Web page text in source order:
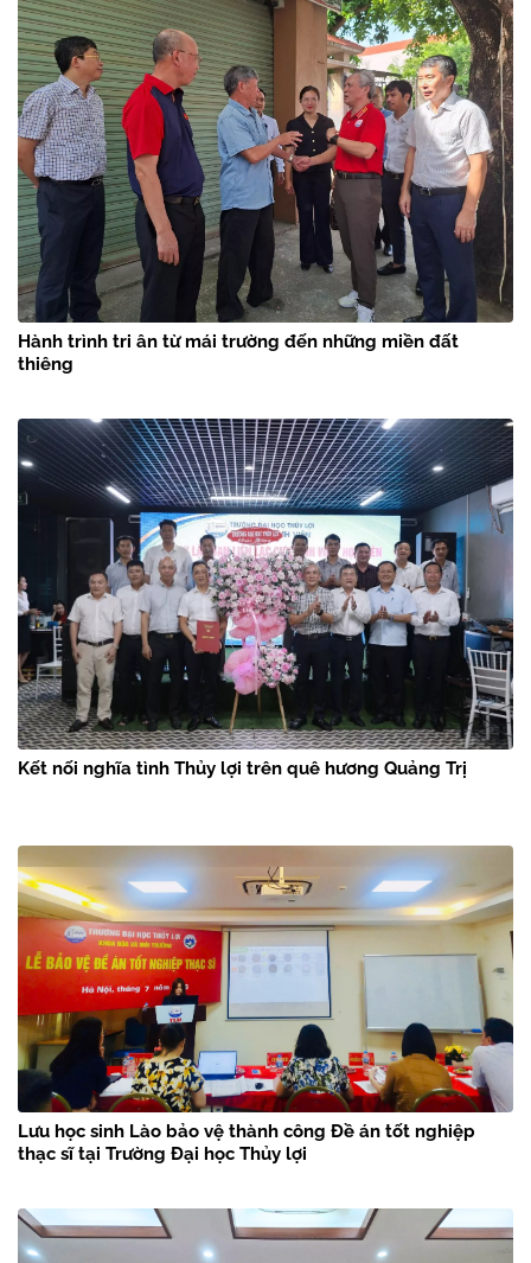
Hành trình tri ân từ mái trường đến những miền đất
thiêng
Kết nối nghĩa tình Thủy lợi trên quê hương Quảng Trị
Lưu học sinh Lào bảo vệ thành công Đề án tốt nghiệp
thạc sĩ tại Trường Đại học Thủy lợi